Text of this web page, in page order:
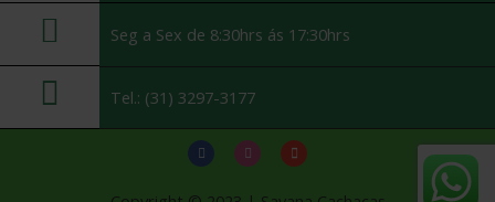
Seg a Sex de 8:30hrs ás 17:30hrs
Tel.: (31) 3297-3177